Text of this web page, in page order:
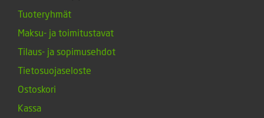
Tuoteryhmät
Maksu- ja toimitustavat
Tilaus- ja sopimusehdot
Tietosuojaseloste
Ostoskori
Kassa